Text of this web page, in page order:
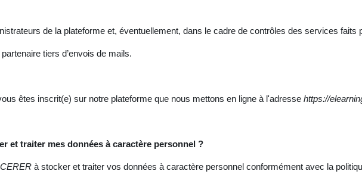
de la plateforme et, éventuellement, dans le cadre de contrôles des services faits
tiers d’envois de mails.
êtes inscrit(e) sur notre plateforme que nous mettons en ligne à l'adresse https://
et traiter mes données à caractère personnel ?
CERER à stocker et traiter vos données à caractère personnel conformément avec la